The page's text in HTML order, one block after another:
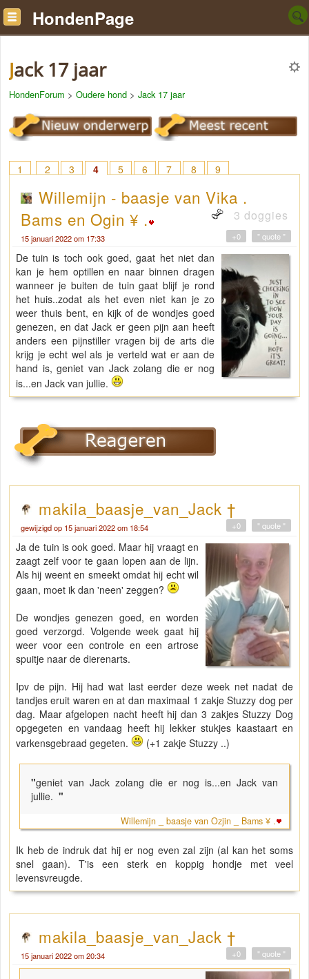
HondenPage
Jack 17 jaar
HondenForum > Oudere hond > Jack 17 jaar
1 2 3 4 5 6 7 8 9
Willemijn - baasje van Vika .
Bams en Ogin ¥ .
3 doggies
15 januari 2022 om 17:33 " quote "
+0
De tuin is toch ook goed, gaat het niet dan
kan je hem optillen en naar binnen dragen
wanneer je buiten de tuin gaat blijf je rond
het huis..zodat als het even niet kan je zo
weer thuis bent, en kijk of de wondjes goed
genezen, en dat Jack er geen pijn aan heeft
anders een pijnstiller vragen bij de arts die
krijg je echt wel als je verteld wat er aan de
hand is, geniet van Jack zolang die er nog
is...en Jack van jullie.
makila_baasje_van_Jack †
gewijzigd op 15 januari 2022 om 18:54 " quote "
+0
Ja de tuin is ook goed. Maar hij vraagt en
zaagt zelf voor te gaan lopen aan de lijn.
Als hij weent en smeekt omdat hij echt wil
gaan, moet ik dan 'neen' zeggen?
De wondjes genezen goed, en worden
goed verzorgd. Volgende week gaat hij
weer voor een controle en een artrose
spuitje naar de dierenarts.
Ipv de pijn. Hij had wat last eerder deze week net nadat de
tandjes eruit waren en at dan maximaal 1 zakje Stuzzy dog per
dag. Maar afgelopen nacht heeft hij dan 3 zakjes Stuzzy Dog
opgegeten en vandaag heeft hij lekker stukjes kaastaart en
varkensgebraad gegeten.
(+1 zakje Stuzzy ..)
"geniet van Jack zolang die er nog is...en Jack van
jullie. "
Willemijn _ baasje van Ozjin _ Bams ¥ .
Ik heb de indruk dat hij er nog even zal zijn (al kan het soms
snel gaan). T'is een sterk en koppig hondje met veel
levensvreugde.
makila_baasje_van_Jack †
15 januari 2022 om 20:34 " quote "
+0